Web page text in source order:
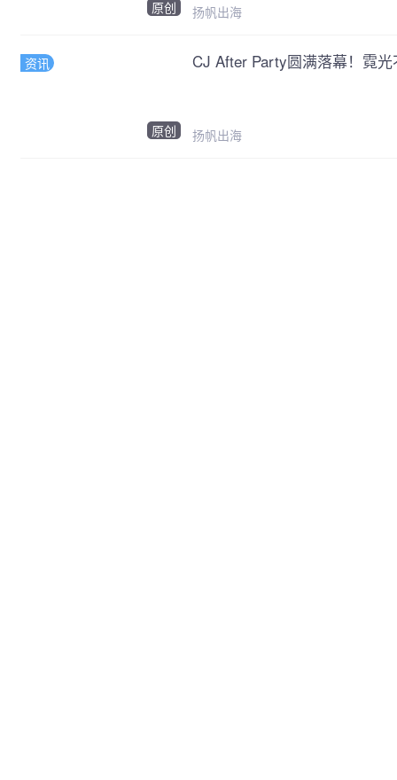
原创 扬帆出海
资讯
原创
CJ After Party圆满落幕！霓
扬帆出海